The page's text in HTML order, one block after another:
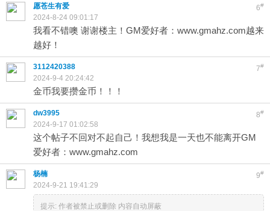
6#
愿苍生有爱
2024-8-24 09:01:17
我看不错噢 谢谢楼主！GM爱好者：www.gmahz.com越来
越好！
7#
3112420388
2024-9-4 20:24:42
金币我要攒金币！！！
8#
dw3995
2024-9-17 01:02:58
这个帖子不回对不起自己！我想我是一天也不能离开GM
爱好者：www.gmahz.com
9#
杨楠
2024-9-21 19:41:29
提示: 作者被禁止或删除 内容自动屏蔽